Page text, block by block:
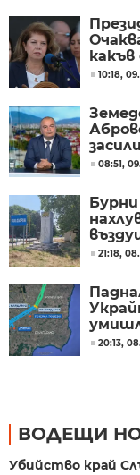
10:18,
08:51,
21:18,
20:13,
ВОДЕЩИ
Убийство край